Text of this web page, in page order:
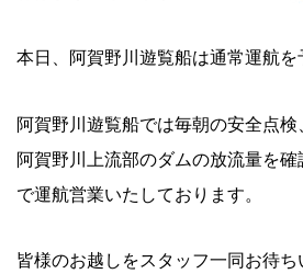
本日、阿賀野川遊覧船は通常運航を
阿賀野川遊覧船では毎朝の安全点検
阿賀野川上流部のダムの放流量を
で運航営業いたしております。
皆様のお越しをスタッフ一同お待ち